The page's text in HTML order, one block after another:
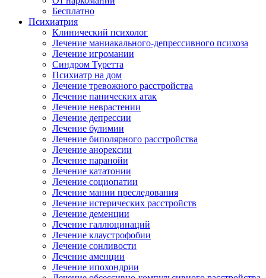
Бесплатно
Психиатрия
Клинический психолог
Лечение маниакального-депрессивного психоза
Лечение игромании
Синдром Туретта
Психиатр на дом
Лечение тревожного расстройства
Лечение панических атак
Лечение неврастении
Лечение депрессии
Лечение булимии
Лечение биполярного расстройства
Лечение анорексии
Лечение паранойи
Лечение кататонии
Лечение социопатии
Лечение мании преследования
Лечение истерических расстройств
Лечение деменции
Лечение галлюцинаций
Лечение клаустрофобии
Лечение сонливости
Лечение аменции
Лечение ипохондрии